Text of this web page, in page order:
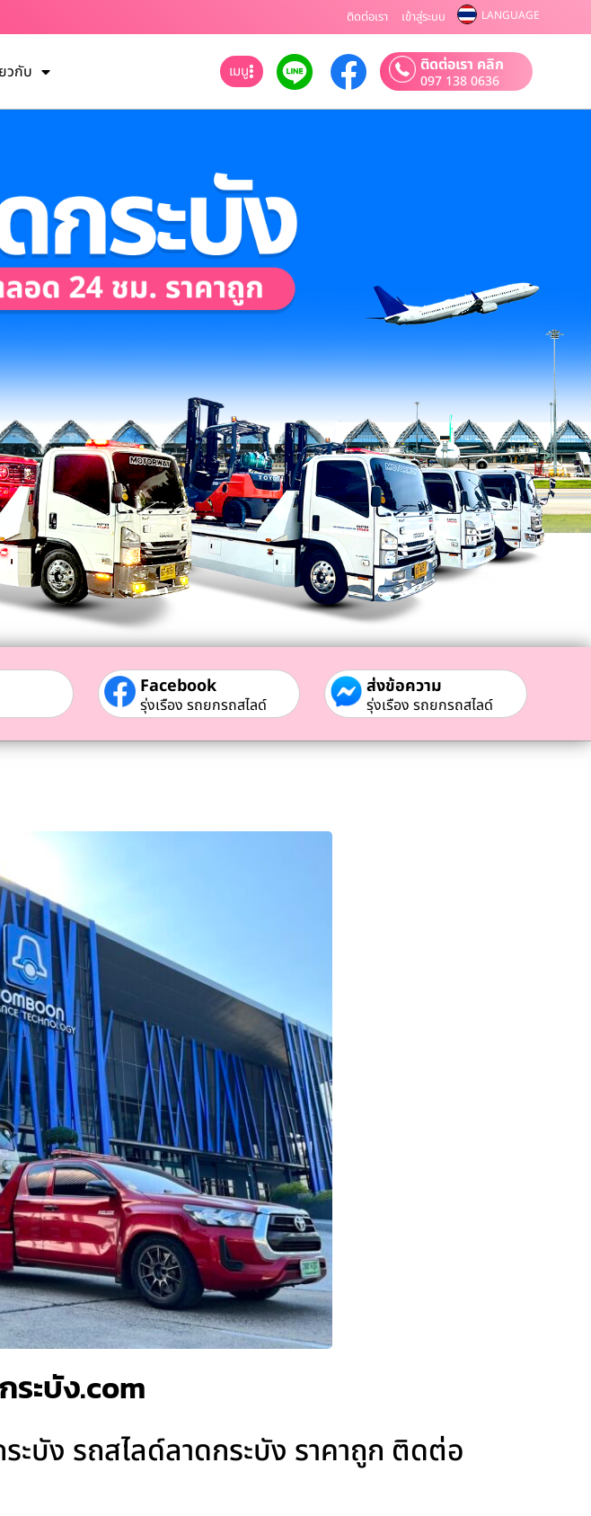
ติดต่อเรา เข้าสู่ระบบ LANGUAGE
วกับ เมนู ติดต่อเรา คลิก
097 138 0636
Facebook
รุ่งเรือง รถยกรถสไลด์
ส่งข้อความ
รุ่งเรือง รถยกรถสไลด์
ระบัง.com
ะบัง รถสไลด์ลาดกระบัง ราคาถูก ติดต่อ